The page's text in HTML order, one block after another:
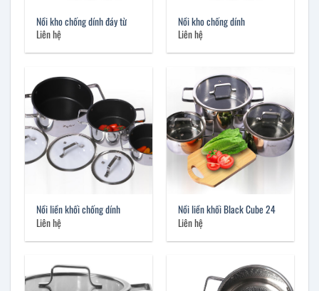
Nồi kho chống dính đáy từ
Liên hệ
Nồi kho chống dính
Liên hệ
Nồi liền khối chống dính
Liên hệ
Nồi liền khối Black Cube 24
Liên hệ